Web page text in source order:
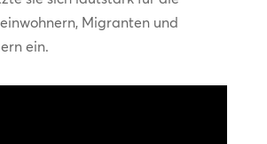
Migranten und
ein.